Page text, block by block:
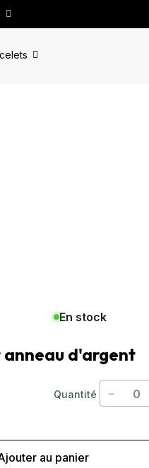
En stock
d'argent
Quantité -
au panier